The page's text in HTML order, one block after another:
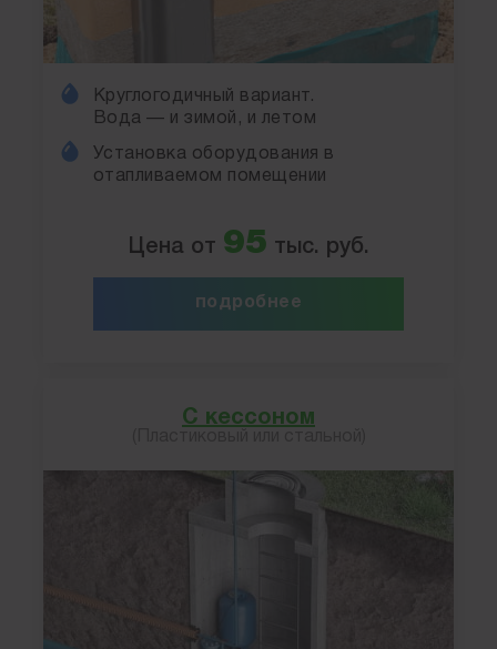
Круглогодичный вариант.
Вода — и зимой, и летом
Установка оборудования в
отапливаемом помещении
Цена от 95 тыс. руб.
подробнее
С кессоном